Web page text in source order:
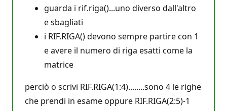
n
guarda i rif.riga()...uno diverso dall'altro
e sbagliati
i RIF.RIGA() devono sempre partire con 1
e avere il numero di riga esatti come la
matrice
perciò o scrivi RIF.RIGA(1:4)........sono 4 le righe
che prendi in esame oppure RIF.RIGA(2:5)-1